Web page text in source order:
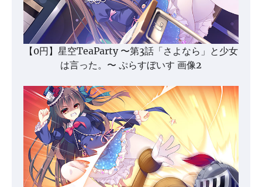
【0円】星空TeaParty 〜第3話「さよなら」と少女
は言った。〜 ぷらすぼいす 画像2